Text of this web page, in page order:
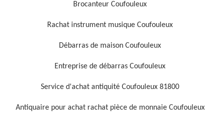
Brocanteur Coufouleux
Rachat instrument musique Coufouleux
Débarras de maison Coufouleux
Entreprise de débarras Coufouleux
Service d'achat antiquité Coufouleux 81800
Antiquaire pour achat rachat pièce de monnaie Coufouleux